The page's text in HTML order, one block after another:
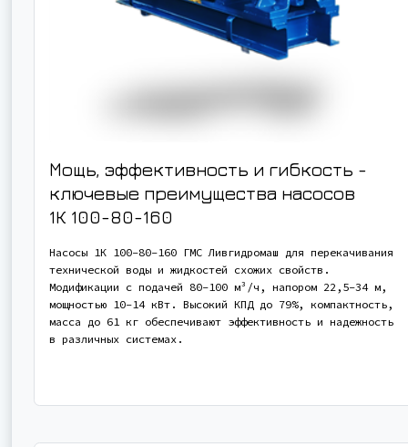
Мощь, эффективность и гибкость -
ключевые преимущества насосов
1К 100-80-160
Насосы 1К 100-80-160 ГМС Ливгидромаш для перекачивания
технической воды и жидкостей схожих свойств.
Модификации с подачей 80-100 м³/ч, напором 22,5-34 м,
мощностью 10-14 кВт. Высокий КПД до 79%, компактность,
масса до 61 кг обеспечивают эффективность и надежность
в различных системах.